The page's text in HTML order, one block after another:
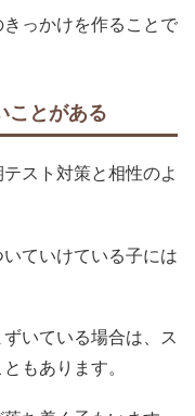
っかけを作ることで
ことがある
スト対策と相性のよ
ていけている子には
いている場合は、ス
もあります。